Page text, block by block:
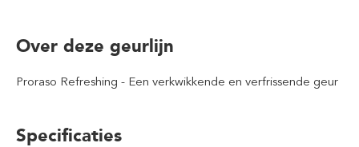
Over deze geurlijn
Proraso Refreshing - Een verkwikkende en verfrissende geur
Specificaties